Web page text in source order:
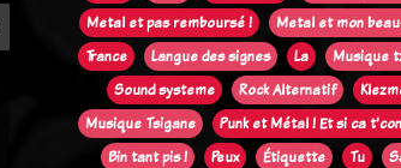
Metal et pas remboursé !
Metal et mon
Trance
Langue des signes La
Musique
Sound systeme
Rock Alternatif
Musique Tsigane
Punk et Métal ! Et si ca
Bin tant pis !
Peux Étiquette Tu